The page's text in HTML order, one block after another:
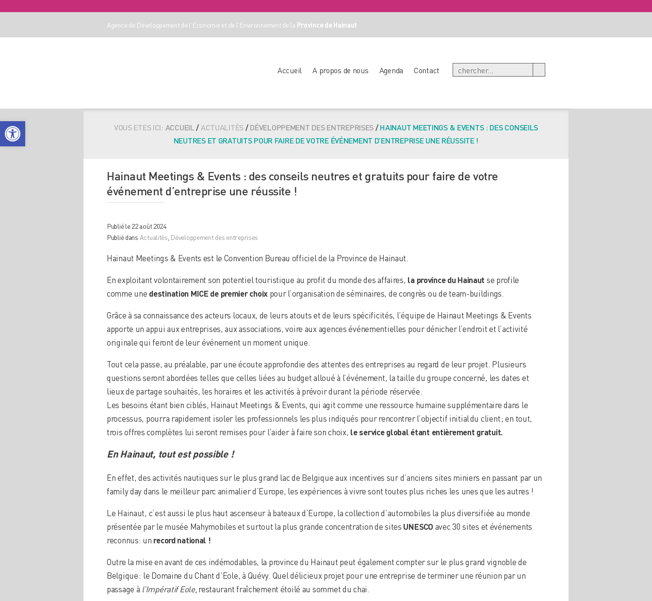
Agence de Développement de l'Economie et de l'Environnement de la Province de Hainaut
Accueil A propos de nous Agenda Contact
VOUS ETES ICI: ACCUEIL/ ACTUALITÉS/DÉVELOPPEMENT DES ENTREPRISES/HAINAUT MEETINGS & EVENTS : DES CONSEILS
NEUTRES ET GRATUITS POUR FAIRE DE VOTRE ÉVÉNEMENT D’ENTREPRISE UNE RÉUSSITE !
Hainaut Meetings & Events : des conseils neutres et gratuits pour faire de votre
événement d’entreprise une réussite !
Publié le 22 août 2024
Publié dans Actualités Développement des entreprises
Hainaut Meetings & Events est le Convention Bureau officiel de la Province de Hainaut.
En exploitant volontairement son potentiel touristique au profit du monde des affaires, la province du Hainaut se profile
comme une destination MICE de premier choixpour l’organisation de séminaires, de congrès ou de team-buildings.
Grâce à sa connaissance des acteurs locaux, de leurs atouts et de leurs spécificités, l’équipe de Hainaut Meetings & Events
apporte un appui aux entreprises, aux associations, voire aux agences événementielles pour dénicher l’endroit et l’activité
originale qui feront de leur événement un moment unique.
Tout cela passe, au préalable, par une écoute approfondie des attentes des entreprises au regard de leur projet. Plusieurs
questions seront abordées telles que celles liées au budget alloué à l’événement, la taille du groupe concerné, les dates et
lieux de partage souhaités, les horaires et les activités à prévoir durant la période réservée.
Les besoins étant bien ciblés, Hainaut Meetings & Events, qui agit comme une ressource humaine supplémentaire dans le
processus, pourra rapidement isoler les professionnels les plus indiqués pour rencontrer l’objectif initial du client ; en tout,
trois offres complètes lui seront remises pour l’aider à faire son choix, le service global étant entièrement gratuit.
En Hainaut, tout est possible !
En effet, des activités nautiques sur le plus grand lac de Belgique aux incentives sur d’anciens sites miniers en passant par un
family day dans le meilleur parc animalier d’Europe, les expériences à vivre sont toutes plus riches les unes que les autres !
Le Hainaut, c’est aussi le plus haut ascenseur à bateaux d’Europe, la collection d’automobiles la plus diversifiée au monde
présentée par le musée Mahymobiles et surtout la plus grande concentration de sites UNESCO avec 30 sites et événements
reconnus: un record national !
Outre la mise en avant de ces indémodables, la province du Hainaut peut également compter sur le plus grand vignoble de
Belgique : le Domaine du Chant d’Eole, à Quévy. Quel délicieux projet pour une entreprise de terminer une réunion par un
passage à l’Impératif Eole,restaurant fraîchement étoilé au sommet du chai.
Ouvrir la barre d’outils